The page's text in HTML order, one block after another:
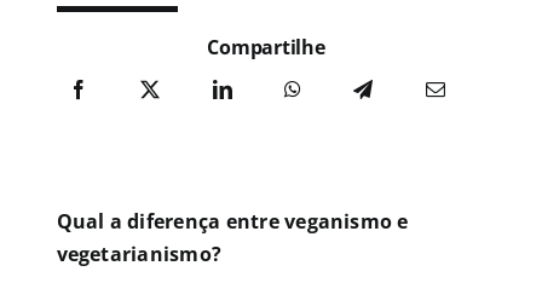
Contato
Compartilhe
Qual a diferença entre veganismo e
vegetarianismo?